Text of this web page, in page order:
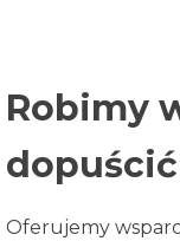
Robimy
Oferujemy